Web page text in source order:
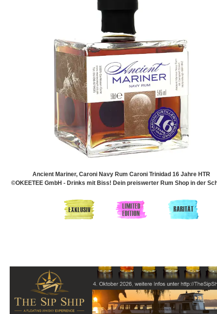
Ancient Mariner, Caroni Navy Rum Caroni Trinidad 16 Jahre HTR
©OKEETEE GmbH - Drinks mit Biss! Dein preiswerter Rum Shop in der